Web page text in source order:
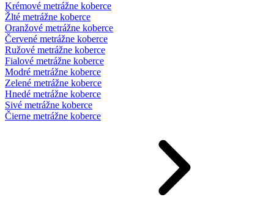
Krémové metrážne koberce
Žlté metrážne koberce
Oranžové metrážne koberce
Červené metrážne koberce
Ružové metrážne koberce
Fialové metrážne koberce
Modré metrážne koberce
Zelené metrážne koberce
Hnedé metrážne koberce
Sivé metrážne koberce
Čierne metrážne koberce